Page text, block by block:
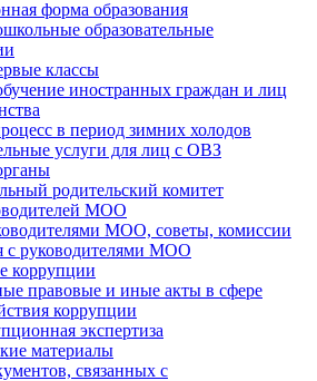
форма образования
образовательные
классы
иностранных граждан и лиц
в период зимних холодов
услуги для лиц с ОВЗ
родительский комитет
МОО
МОО, советы, комиссии
с руководителями МОО
коррупции
правовые и иные акты в сфере
коррупции
экспертиза
материалы
связанных с